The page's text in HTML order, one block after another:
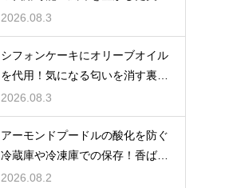
しい技
2026.08.3
シフォンケーキにオリーブオイル
を代用！気になる匂いを消す裏ワ
ザ
2026.08.3
アーモンドプードルの酸化を防ぐ
冷蔵庫や冷凍庫での保存！香ばし
い風味を保ってお菓子を美味しく
2026.08.2